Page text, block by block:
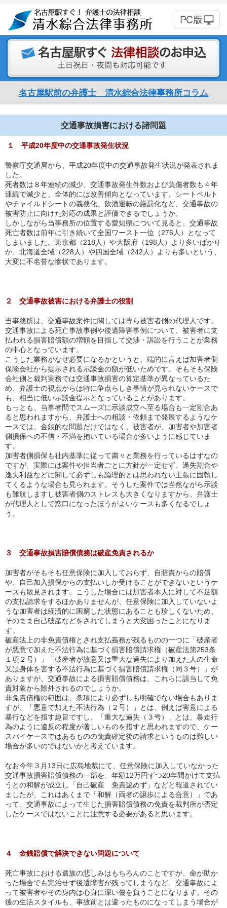
名古屋駅前の弁護士 清水綜合法律事務所コラム
交通事故損害における諸問題
１ 平成20年度中の交通事故発生状況
警察庁交通局から、平成20年度中の交通事故発生状況が発表されま
した。
死者数は８年連続の減少、交通事故発生件数および負傷者数も４年
連続で減少と、全体的には改善傾向となっています。シートベルト
やチャイルドシートの義務化、飲酒運転の厳罰化など、交通事故の
被害防止に向けた対応の成果と評価できるでしょうか。
しかしながら当事務所の位置する愛知県について見ると、交通事故
死亡者数は前年に引き続いて全国ワースト一位（276人）となって
しまいました。東京都（218人）や大阪府（198人）より多いばかり
か、北海道全域（228人）や四国全域（242人）よりも多いという、
大変に不名誉な惨状であります。
２ 交通事故被害における弁護士の役割
当事務所は、交通事故案件に関しては専ら被害者側の代理人です。
交通事故による死亡事故事例や後遺障害事例について、被害者に支
払われる損害賠償額の増額を目指して交渉・訴訟を行うことが業務
の中心となっています。
こうした業務がなぜ必要になるかというと、端的に言えば加害者側
保険会社から提示される示談金の額が低いためです。そもそも保険
会社側と裁判実務では交通事故損害の算定基準が異なっているた
め、弁護士の視点からは特に争点らしき事情が見られないケースで
も、相当に低い示談金提示となっていることがあります。
もっとも、当事者間でスムーズに示談成立へ至る場合も一定割合あ
ると思われますから、弁護士への相談・依頼まで発展するようなケ
ースでは、金銭的な問題だけではなく、被害者が、加害者や加害者
側損保への不信・不満を抱いている場合が多いように感じていま
す。
加害者側損保も社内基準に従って粛々と業務を行っているはずなの
ですが、実際には案件や担当者ごとに方針が一定せず、過失割合や
逸失利益などに関して必ずしも論理的とは思われない主張に固執し
てくるような場合も見られます。そうした案件では当然ながら示談
も難航しますし被害者側のストレスも大きくなりますから、弁護士
が代理人として窓口になったほうがよいケースも多くなるでしょ
う。
３ 交通事故損害賠償債務は破産免責されるか
加害者がそもそも任意保険に加入しておらず、自賠責からの賠償
や、自己加入損保からの支払いしか受けることができないというケ
ースも散見されます。こうした場合には加害者本人に対して不足額
の支払請求をするほかありませんが、任意保険に加入していないよ
うな加害者は経済的に困窮した状態にあることも珍しくないため、
そのまま自己破産などをされてしまうと大変困ったことになりま
す。
破産法上の非免責債権とされ支払義務が残るものの一つに「破産者
が悪意で加えた不法行為に基づく損害賠償請求権（破産法第253条
１項２号）」「破産者が故意又は重大な過失により加えた人の生命
又は身体を害する不法行為に基づく損害賠償請求権（同３号）」が
ありますが、交通事故による損害賠償債務は、これらに該当して免
責対象から除外されるのでしょうか。
非免責債権の範囲は、条項により必ずしも明確でない場合もありま
すが、「悪意で加えた不法行為（２号）」とは、例えば害意による
暴行などを指す趣旨ですし、「重大な過失（３号）」とは、暴走行
為のように違反の程度が著しいものを指すと思われますので、ケー
スバイケースではあるものの免責確定後の請求というものは難しい
場合が多いのではないかと考えています。
なお今年３月13日に広島地裁にて、任意保険に加入していなかった
交通事故損害賠償債務の一部を、年額12万円ずつ20年間かけて支払
うとの和解が成立し「自己破産 免責認めず」などと報道されてい
ましたが、これはあくまで「和解（両者の譲歩による合意）」であ
って、交通事故によって生じた損害賠償債務の免責を裁判所が否定
したケースではないことに注意する必要があると思います。
４ 金銭賠償で解決できない問題について
死亡事故における遺族の悲しみはもちろんのことですが、命が助か
った場合でも完治せず後遺障害が残ってしまうなど、交通事故によ
って被害者やその身内は心身に深い傷を負うことになります。その
後の生活スタイルも、事故前とは違ったものになってしまう場合が